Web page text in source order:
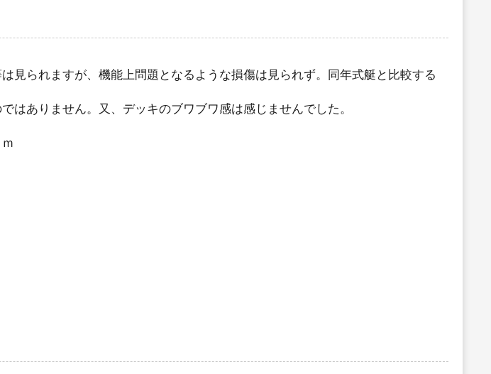
見られますが、機能上問題となるような損傷は見られず。同年式艇と比較する
はありません。又、デッキのブワブワ感は感じませんでした。